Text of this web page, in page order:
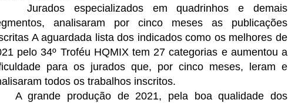
Jurados especializados em quadrinhos e demais
analisaram por cinco meses as publicações
A aguardada lista dos indicados como os melhores de
pelo 34º Troféu HQMIX tem 27 categorias e aumentou a
para os jurados que, por cinco meses, leram e
todos os trabalhos inscritos.
A grande produção de 2021, pela boa qualidade dos